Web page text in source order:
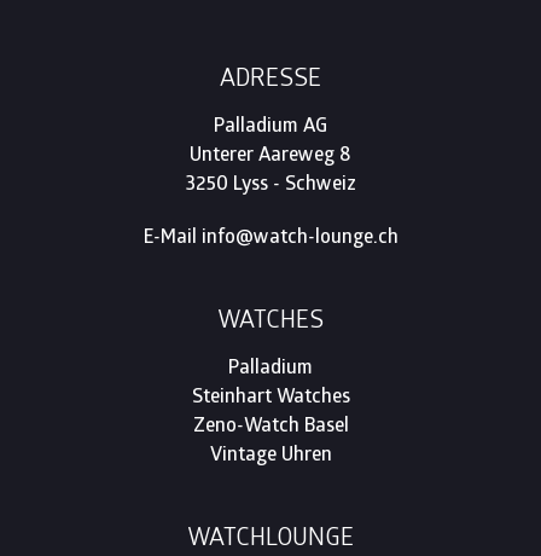
ADRESSE
Palladium AG
Unterer Aareweg 8
3250 Lyss - Schweiz
E-Mail info@watch-lounge.ch
WATCHES
Palladium
Steinhart Watches
Zeno-Watch Basel
Vintage Uhren
WATCHLOUNGE